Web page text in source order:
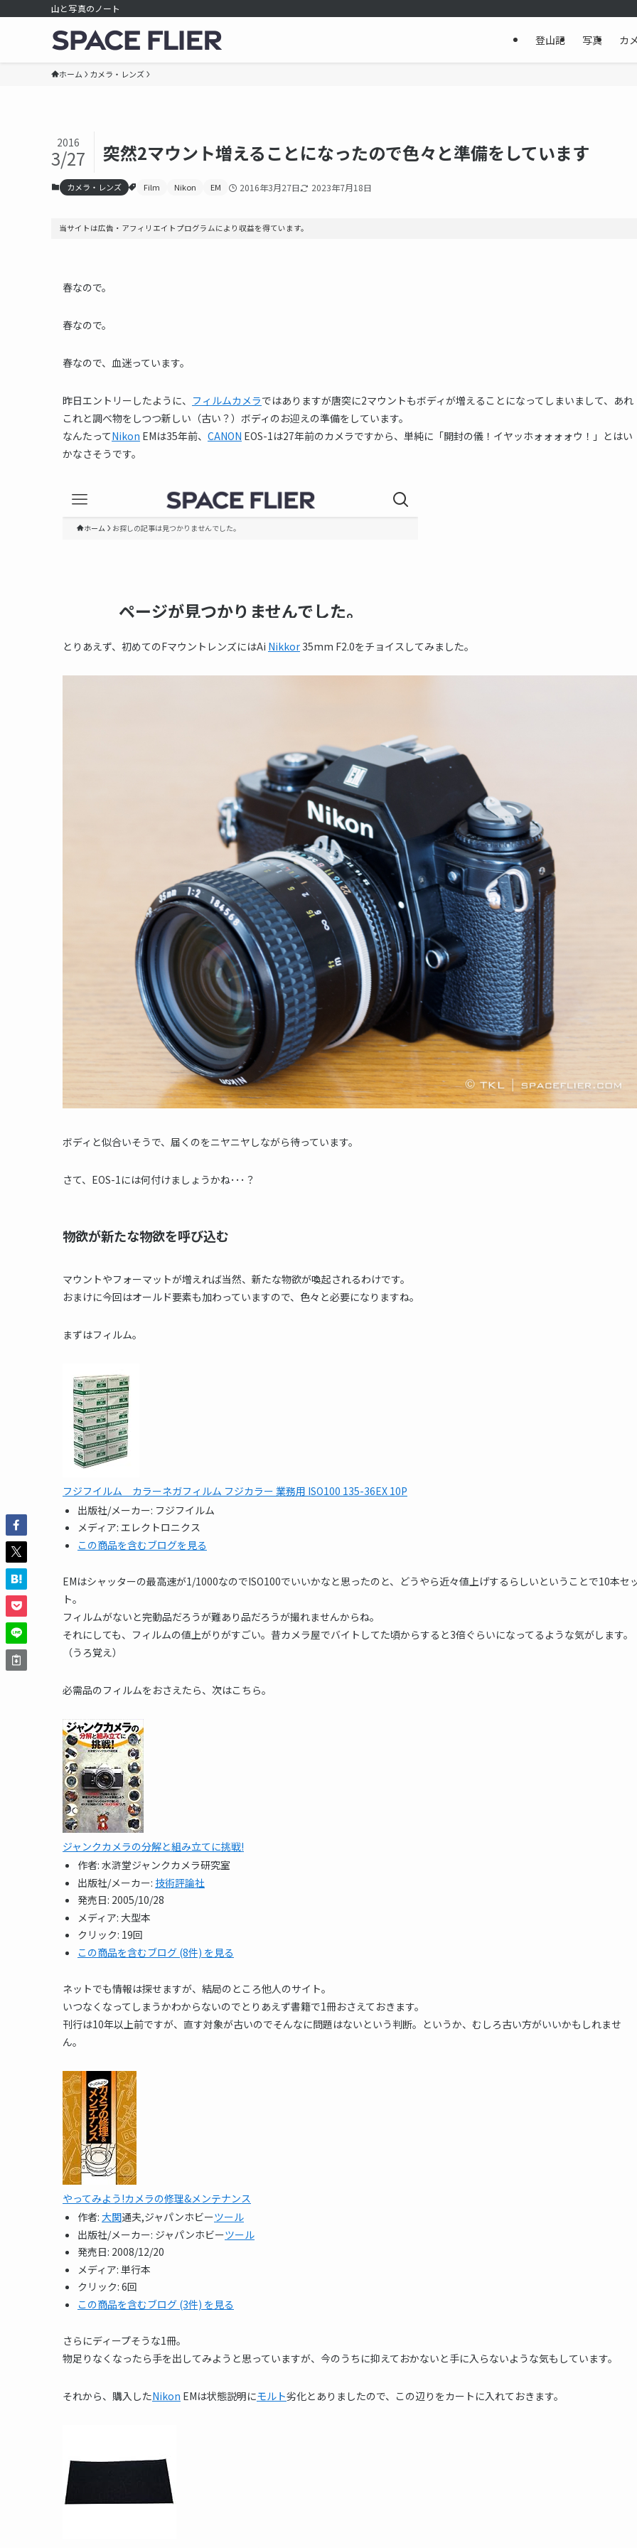
山と写真のノート
登山記 写真 カ
ホーム カメラ・レンズ
突然2マウント増えることになったので色々と準備をしています
2016
3/27
カメラ・レンズ Film Nikon EM 2016年3月27日 2023年7月18日
当サイトは広告・アフィリエイトプログラムにより収益を得ています。
春なので。
春なので。
春なので、血迷っています。
昨日エントリーしたように、 フィルムカメラではありますが唐突に2マウントもボディが増えることになってしまいまして、あれ
これと調べ物をしつつ新しい（古い？）ボディのお迎えの準備をしています。
なんたってNikon EMは35年前、 CANON EOS-1は27年前のカメラですから、単純に「開封の儀！イヤッホォォォォウ！」とはい
かなさそうです。
とりあえず、初めてのFマウントレンズにはAi Nikkor 35mm F2.0をチョイスしてみました。
ボディと似合いそうで、届くのをニヤニヤしながら待っています。
さて、EOS-1には何付けましょうかね･･･？
物欲が新たな物欲を呼び込む
マウントやフォーマットが増えれば当然、新たな物欲が喚起されるわけです。
おまけに今回はオールド要素も加わっていますので、色々と必要になりますね。
まずはフィルム。
フジフイルム カラーネガフィルム フジカラー 業務用 ISO100 135-36EX 10P
出版社/メーカー: フジフイルム
メディア: エレクトロニクス
この商品を含むブログを見る
EMはシャッターの最高速が1/1000なのでISO100でいいかなと思ったのと、どうやら近々値上げするらしいということで10本セ
ト。
フィルムがないと完動品だろうが難あり品だろうが撮れませんからね。
それにしても、フィルムの値上がりがすごい。昔カメラ屋でバイトしてた頃からすると3倍ぐらいになってるような気がします。
（うろ覚え）
必需品のフィルムをおさえたら、次はこちら。
ジャンクカメラの分解と組み立てに挑戦!
作者: 水滸堂ジャンクカメラ研究室
出版社/メーカー: 技術評論社
発売日: 2005/10/28
メディア: 大型本
クリック: 19回
この商品を含むブログ (8件) を見る
ネットでも情報は探せますが、結局のところ他人のサイト。
いつなくなってしまうかわからないのでとりあえず書籍で1冊おさえておきます。
刊行は10年以上前ですが、直す対象が古いのでそんなに問題はないという判断。というか、むしろ古い方がいいかもしれませ
ん。
やってみよう!カメラの修理&メンテナンス
作者: 大関通夫,ジャパンホビーツール
出版社/メーカー: ジャパンホビーツール
発売日: 2008/12/20
メディア: 単行本
クリック: 6回
この商品を含むブログ (3件) を見る
さらにディープそうな1冊。
物足りなくなったら手を出してみようと思っていますが、今のうちに抑えておかないと手に入らないような気もしています。
それから、購入したNikon EMは状態説明にモルト劣化とありましたので、この辺りをカートに入れておきます。